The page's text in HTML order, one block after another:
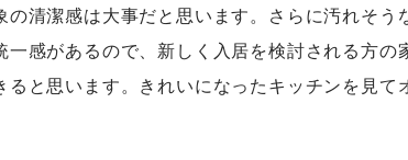
清潔感は大事だと思います。さらに汚れそう
感があるので、新しく入居を検討される方の
と思います。きれいになったキッチンを見て